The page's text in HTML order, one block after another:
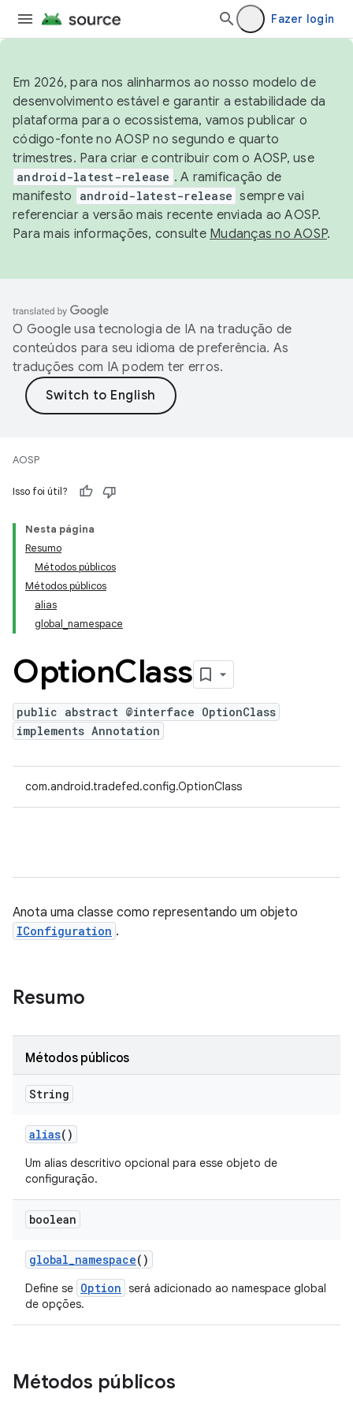
Fazer login
Em 2026, para nos alinharmos ao nosso modelo de
desenvolvimento estável e garantir a estabilidade da
plataforma para o ecossistema, vamos publicar o
código-fonte no AOSP no segundo e quarto
trimestres. Para criar e contribuir com o AOSP, use
android-latest-release . A ramificação de
manifesto
android-latest-release sempre vai
referenciar a versão mais recente enviada ao AOSP.
Para mais informações, consulte Mudanças no AOSP.
O Google usa tecnologia de IA na tradução de
conteúdos para seu idioma de preferência. As
traduções com IA podem ter erros.
AOSP
Isso foi útil?
Nesta página
Resumo
Métodos públicos
Métodos públicos
alias
global_namespace
OptionClass
public abstract @interface OptionClass
implements Annotation
com.android.tradefed.config.OptionClass
Anota uma classe como representando um objeto
IConfiguration .
Resumo
Métodos públicos
String
alias()
Um alias descritivo opcional para esse objeto de
configuração.
boolean
global_namespace()
Define se Option será adicionado ao namespace global
de opções.
Métodos públicos